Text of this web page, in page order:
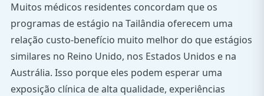
Muitos médicos residentes concordam que os
programas de estágio na Tailândia oferecem uma
relação custo-benefício muito melhor do que estágios
similares no Reino Unido, nos Estados Unidos e na
Austrália. Isso porque eles podem esperar uma
exposição clínica de alta qualidade, experiências